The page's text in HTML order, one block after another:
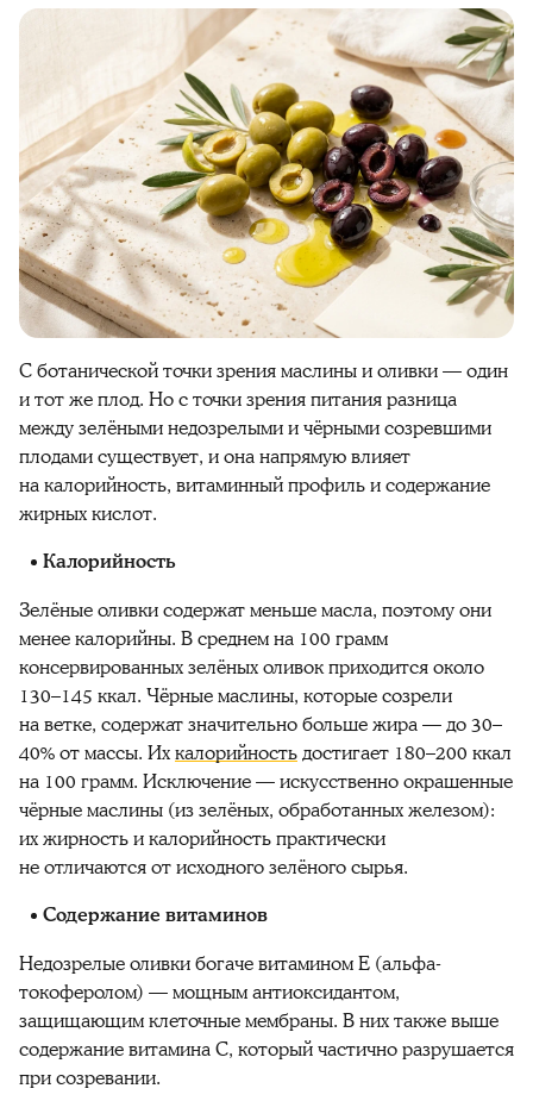
С ботанической точки зрения маслины и оливки — один
и тот же плод. Но с точки зрения питания разница
между зелёными недозрелыми и чёрными созревшими
плодами существует, и она напрямую влияет
на калорийность, витаминный профиль и содержание
жирных кислот.
Калорийность
Зелёные оливки содержат меньше масла, поэтому они
менее калорийны. В среднем на 100 грамм
консервированных зелёных оливок приходится около
130–145 ккал. Чёрные маслины, которые созрели
на ветке, содержат значительно больше жира — до 30–
40% от массы. Ихкалорийностьдостигает 180–200 ккал
на 100 грамм. Исключение — искусственно окрашенные
чёрные маслины (из зелёных, обработанных железом):
их жирность и калорийность практически
не отличаются от исходного зелёного сырья.
Содержание витаминов
Недозрелые оливки богаче витамином Е (альфа-
токоферолом) — мощным антиоксидантом,
защищающим клеточные мембраны. В них также выше
содержание витамина С, который частично разрушается
при созревании.